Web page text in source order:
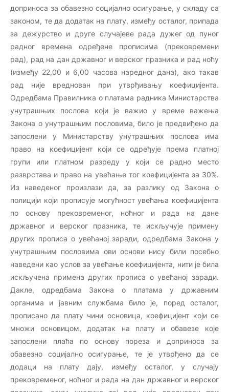
доприноса за обавезно социјално осигурање, у складу са
законом, те да додатак на плату, између осталог, припада
за дежурство и друге случајеве рада дужег од пуног
радног времена одређене прописима (прековремени
рад), рад на дан државног и верског празника и рад ноћу
(између 22,00 и 6,00 часова наредног дана), ако такав
рад није вреднован при утврђивању коефицијента.
Одредбама Правилника о платама радника Министарства
унутрашњих послова који је важио у време важења
Закона о унутрашњим пословима, било је предвиђено да
запослени у Министарству унутрашњих послова има
право на коефицијент који се одређује према платној
групи или платном разреду у који се радно место
разврстава и право на увећање тог коефицијента за 30%.
Из наведеног произлази да, за разлику од Закона о
полицији који прописује могућност увећања коефицијента
по основу прековременог, ноћног и рада на дане
државног и верског празника, те искључује примену
других прописа о увећаној заради, одредбама Закона у
унутрашњим пословима ови основи нису били посебно
наведени као услов за увећање коефицијента, нити је била
искључена примена других прописа о увећаној заради.
Дакле, одредбама Закона о платама у државним
органима и јавним службама било је, поред осталог,
прописано да плату чини основица, коефицијент који се
множи основицом, додатак на плату и обавезе које
запослени плаћа по основу пореза и доприноса за
обавезно социјално осигурање, те је утврђено да се
додаци на плату дају, између осталог, у случају
прековременог, ноћног и рада на дан државног и верског